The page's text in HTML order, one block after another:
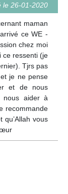
le 26-01-2020
maman
ce WE -
chez moi
ce ressenti (je
Tjrs pas
je ne pense
et de nous
nous aider à
recommande
qu’Allah vous